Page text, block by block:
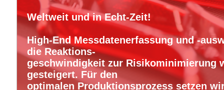
Weltweit und in Echt-Zeit!
High-End Messdatenerfassung und -
die Reaktions-
geschwindigkeit zur Risikominimierung
gesteigert. Für den
optimalen Produktionsprozess setzen